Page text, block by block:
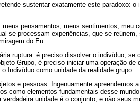
sustentar exatamente este paradoxo: o
pensamentos, meus sentimentos, meu
se processam experiências, que se reúnem,
do Eu.
ruptura: é preciso dissolver o indivíduo, se
Grupo, é preciso iniciar uma operação de
Indivíduo como unidade da realidade grupo.
e pessoas. Ingenuamente apreendemos
como elementos fundamentais desse
unidade é o conjunto, e não seus